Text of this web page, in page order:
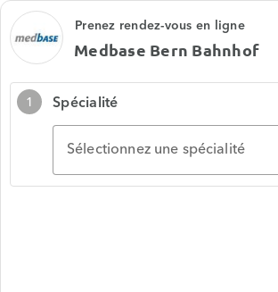
Prenez rendez-vous en ligne
Medbase Bern Bahnhof
1
Spécialité
Sélectionnez une spécialité